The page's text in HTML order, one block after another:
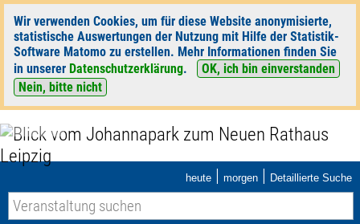
Wir verwenden Cookies, um für diese Website anonymisierte,
statistische Auswertungen der Nutzung mit Hilfe der Statistik-
Software Matomo zu erstellen. Mehr Informationen finden Sie
in unserer Datenschutzerklärung.
OK, ich bin einverstanden
Nein, bitte nicht
heute | morgen | Detaillierte Suche